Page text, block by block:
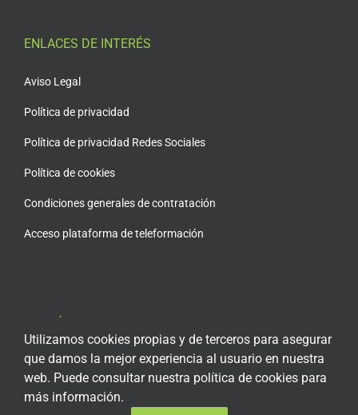
ENLACES DE INTERÉS
Aviso Legal
Política de privacidad
Política de privacidad Redes Sociales
Política de cookies
Condiciones generales de contratación
Acceso plataforma de teleformación
Utilizamos cookies propias y de terceros para asegurar
que damos la mejor experiencia al usuario en nuestra
web. Puede consultar nuestra política de cookies para
más información.